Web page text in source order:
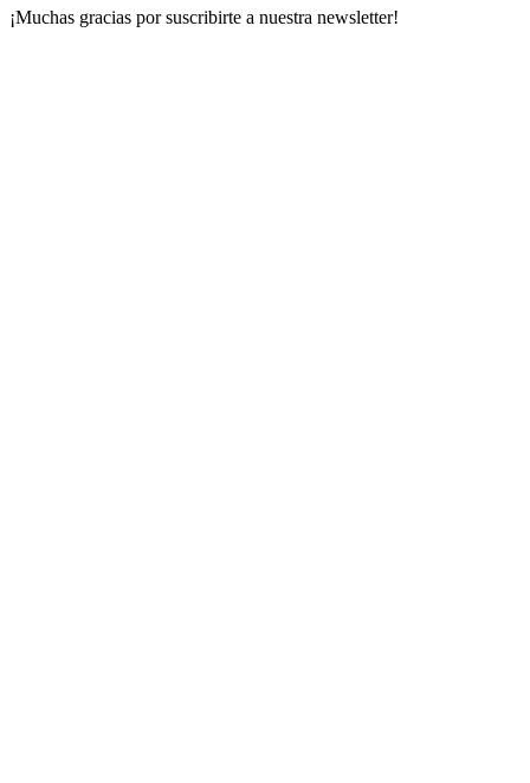
¡Muchas gracias por suscribirte a nuestra newsletter!